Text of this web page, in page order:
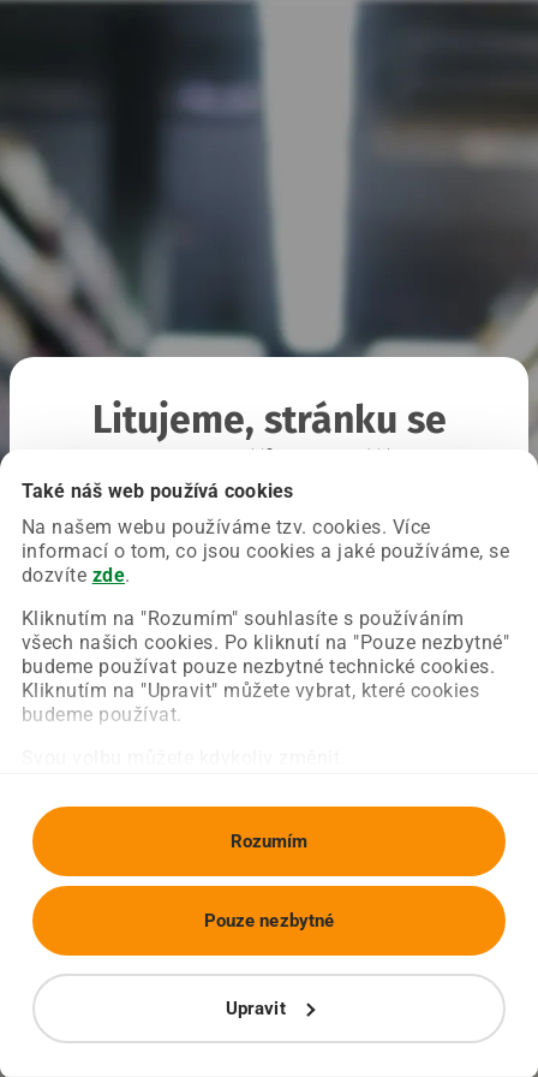
Také náš web používá cookies
Na našem webu používáme tzv. cookies. Více
informací o tom, co jsou cookies a jaké používáme, se
dozvíte zde.
Kliknutím na "Rozumím" souhlasíte s používáním
všech našich cookies. Po kliknutí na "Pouze nezbytné"
budeme používat pouze nezbytné technické cookies.
Kliknutím na "Upravit" můžete vybrat, které cookies
budeme používat.
Rozumím
Upravit
Pouze nezbytné
Litujeme, stránku se
Chyba nastala na naší straně a už ji opravujeme.
Zkuste prosím znovu načíst požadovanou stránku.
Obnovit stránku Úvodní strana